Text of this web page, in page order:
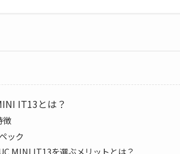
IT13とは？
徴
ック
MINI IT13を選ぶメリットとは？